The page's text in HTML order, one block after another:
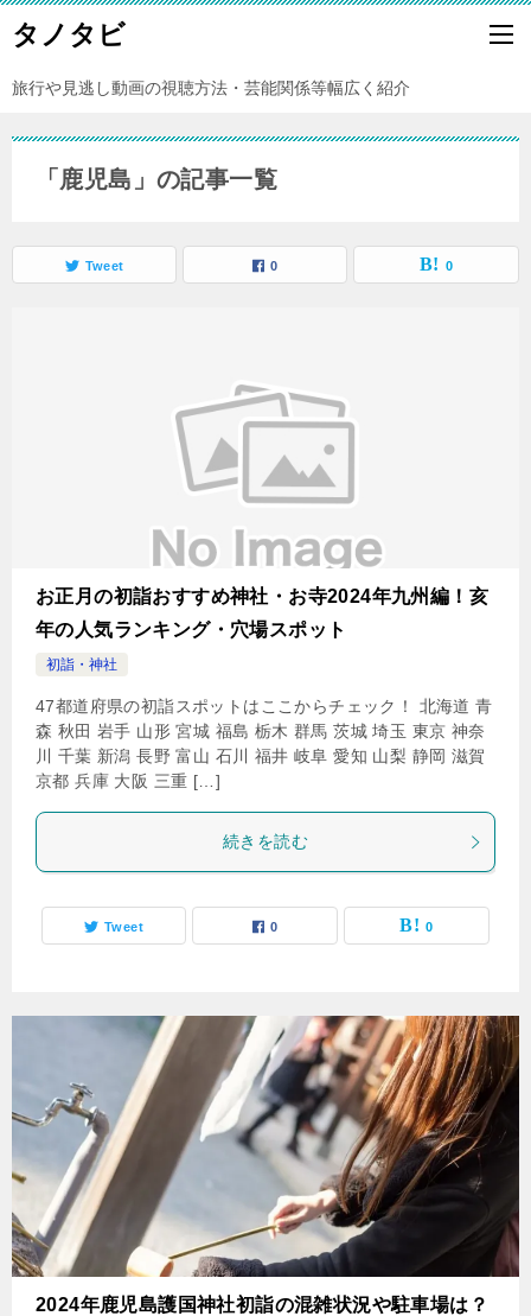
タノタビ
旅行や見逃し動画の視聴方法・芸能関係等幅広く紹介
「鹿児島」の記事一覧
Tweet 0 0
お正月の初詣おすすめ神社・お寺2024年九州編！亥
年の人気ランキング・穴場スポット
初詣・神社
47都道府県の初詣スポットはここからチェック！ 北海道 青
森 秋田 岩手 山形 宮城 福島 栃木 群馬 茨城 埼玉 東京 神奈
川 千葉 新潟 長野 富山 石川 福井 岐阜 愛知 山梨 静岡 滋賀
京都 兵庫 大阪 三重 […]
続きを読む
Tweet 0 0
2024年鹿児島護国神社初詣の混雑状況や駐車場は？